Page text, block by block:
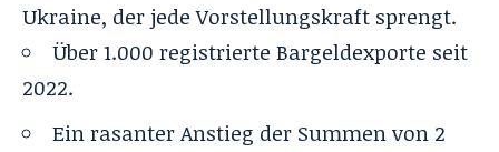
Ukraine, der jede Vorstellungskraft sprengt.
Über 1.000 registrierte Bargeldexporte seit
2022.
Ein rasanter Anstieg der Summen von 2